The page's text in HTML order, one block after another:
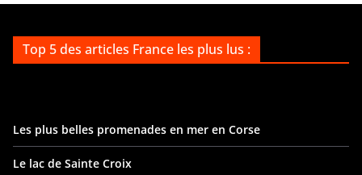
Top 5 des articles France les plus lus :
Les plus belles promenades en mer en Corse
Le lac de Sainte Croix